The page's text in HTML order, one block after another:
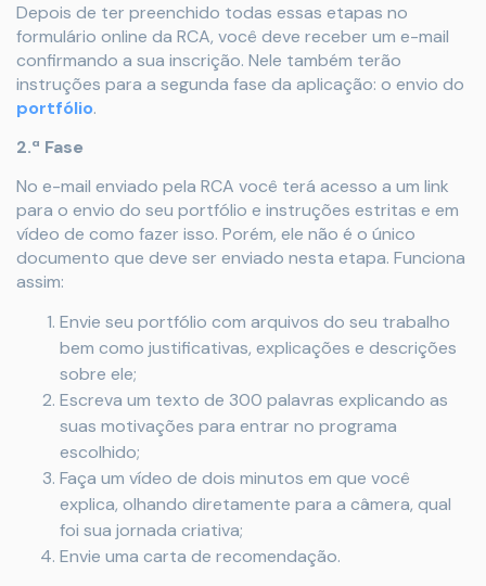
Depois de ter preenchido todas essas etapas no
formulário online da RCA, você deve receber um e-mail
confirmando a sua inscrição. Nele também terão
instruções para a segunda fase da aplicação: o envio do
portfólio.
2.ª Fase
No e-mail enviado pela RCA você terá acesso a um link
para o envio do seu portfólio e instruções estritas e em
vídeo de como fazer isso. Porém, ele não é o único
documento que deve ser enviado nesta etapa. Funciona
assim:
Envie seu portfólio com arquivos do seu trabalho
bem como justificativas, explicações e descrições
sobre ele;
Escreva um texto de 300 palavras explicando as
suas motivações para entrar no programa
escolhido;
Faça um vídeo de dois minutos em que você
explica, olhando diretamente para a câmera, qual
foi sua jornada criativa;
Envie uma carta de recomendação.